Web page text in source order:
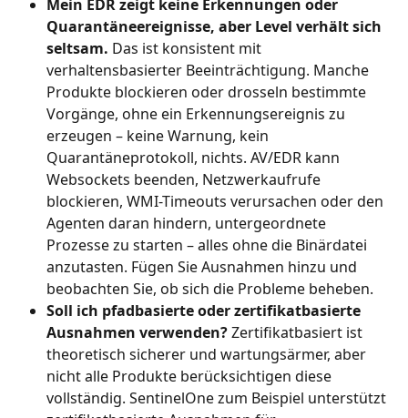
Mein EDR zeigt keine Erkennungen oder
Quarantäneereignisse, aber Level verhält sich
seltsam. Das ist konsistent mit
verhaltensbasierter Beeinträchtigung. Manche
Produkte blockieren oder drosseln bestimmte
Vorgänge, ohne ein Erkennungsereignis zu
erzeugen – keine Warnung, kein
Quarantäneprotokoll, nichts. AV/EDR kann
Websockets beenden, Netzwerkaufrufe
blockieren, WMI-Timeouts verursachen oder den
Agenten daran hindern, untergeordnete
Prozesse zu starten – alles ohne die Binärdatei
anzutasten. Fügen Sie Ausnahmen hinzu und
beobachten Sie, ob sich die Probleme beheben.
Soll ich pfadbasierte oder zertifikatbasierte
Ausnahmen verwenden? Zertifikatbasiert ist
theoretisch sicherer und wartungsärmer, aber
nicht alle Produkte berücksichtigen diese
vollständig. SentinelOne zum Beispiel unterstützt